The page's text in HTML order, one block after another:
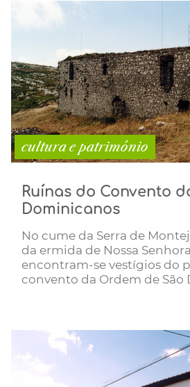
cultura e património
Ruínas do Convento
Dominicanos
No cume da Serra de
da ermida de Nossa
encontram-se vestígios do
convento da Ordem de São